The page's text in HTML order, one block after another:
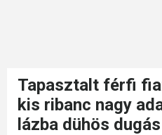
Tapasztalt férfi
kis ribanc nagy
lázba dühös